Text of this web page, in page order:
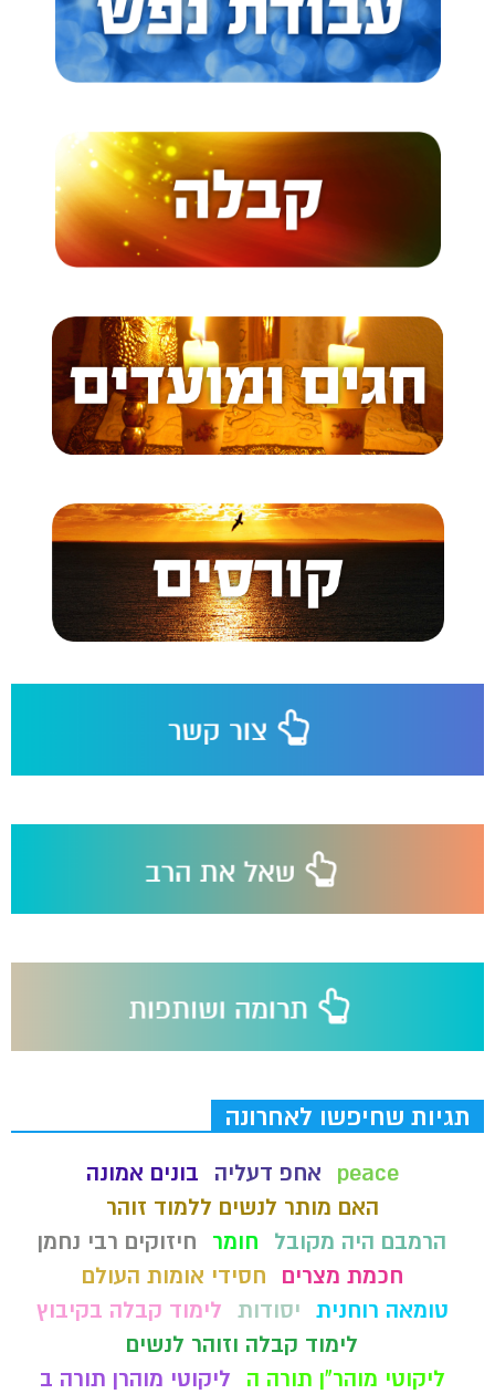
תגיות שחיפשו לאחרונה
peace אחפ דעליה
בונים אמונה
האם מותר לנשים ללמוד זוהר
הרמבם היה מקובל
חומר
חיזוקים רבי נחמן
חכמת מצרים
חסידי אומות העולם
טומאה רוחנית יסודות לימוד קבלה בקיבוץ
לימוד קבלה וזוהר לנשים
ליקוטי מוהר"ן תורה ה
ליקוטי מוהרן תורה ב